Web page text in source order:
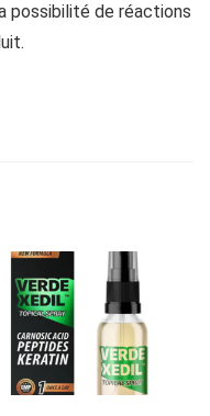
possibilité de réactions